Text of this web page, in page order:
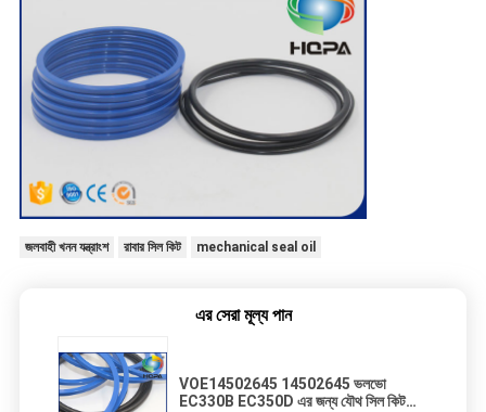
জলবাহী খনন যন্ত্রাংশ রাবার সিল কিট mechanical seal oil
এর সেরা মূল্য পান
VOE14502645 14502645 ভলভো
EC330B EC350D এর জন্য যৌথ সিল কিট